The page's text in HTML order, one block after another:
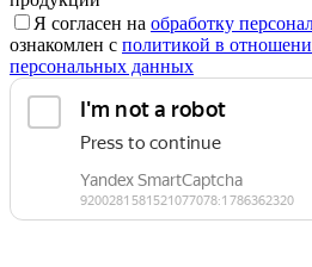
Я согласен на обработку
ознакомлен с политикой в
персональных данных